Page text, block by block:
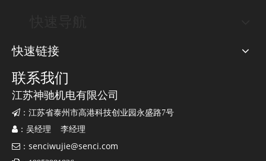
快速链接
联系我们
江苏神驰机电有限公司
 ：江苏省泰州市高港科技创业园永盛路7号
 ：吴经理 李经理
 ： senciwujie@senci.com